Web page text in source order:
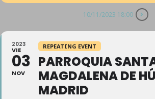
10/11/2023 18:00
2023
VIE
03
NOV
REPEATING EVENT
PARROQUIA
MAGDALENA DE
MADRID